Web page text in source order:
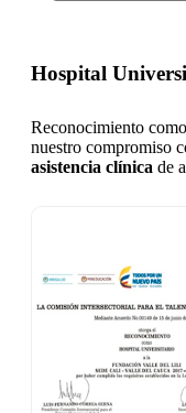
Hospital
Reconocimiento como
nuestro compromiso
asistencia clínica de